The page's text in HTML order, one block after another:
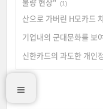
(1)
산으로 가버린 H모카드
기업내의 군대문화를 보
신한카드의 과도한 개인